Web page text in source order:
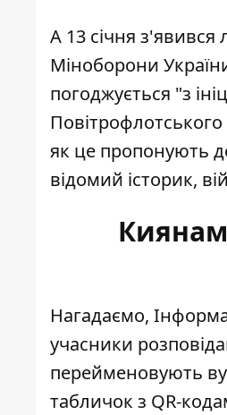
А 13 січня з'явився
Міноборони
погоджується "з
як це пропонують
відомий історик,
Нагадаємо,
учасники
перейменовують
табличок з QR-